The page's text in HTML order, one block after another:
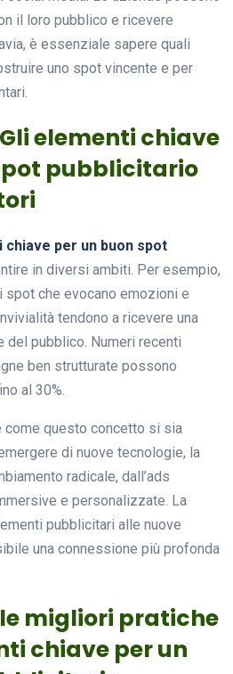
il loro pubblico e ricevere
è essenziale sapere quali
uno spot vincente e per
elementi chiave
pubblicitario
chiave per un buon spot
in diversi ambiti. Per esempio,
che evocano emozioni e
tendono a ricevere una
pubblico. Numeri recenti
ben strutturate possono
al 30%.
come questo concetto si sia
di nuove tecnologie, la
radicale, dall’ads
e personalizzate. La
pubblicitari alle nuove
una connessione più profonda
le migliori pratiche
chiave per un